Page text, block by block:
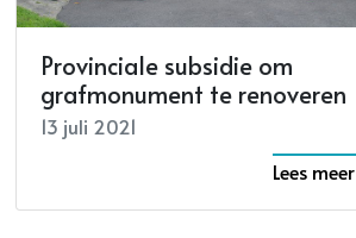
Provinciale subsidie om
grafmonument te renoveren
13 juli 2021
Lees meer